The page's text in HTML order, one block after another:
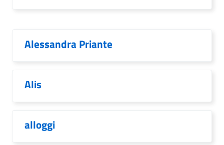
Alessandra Priante
Alis
alloggi